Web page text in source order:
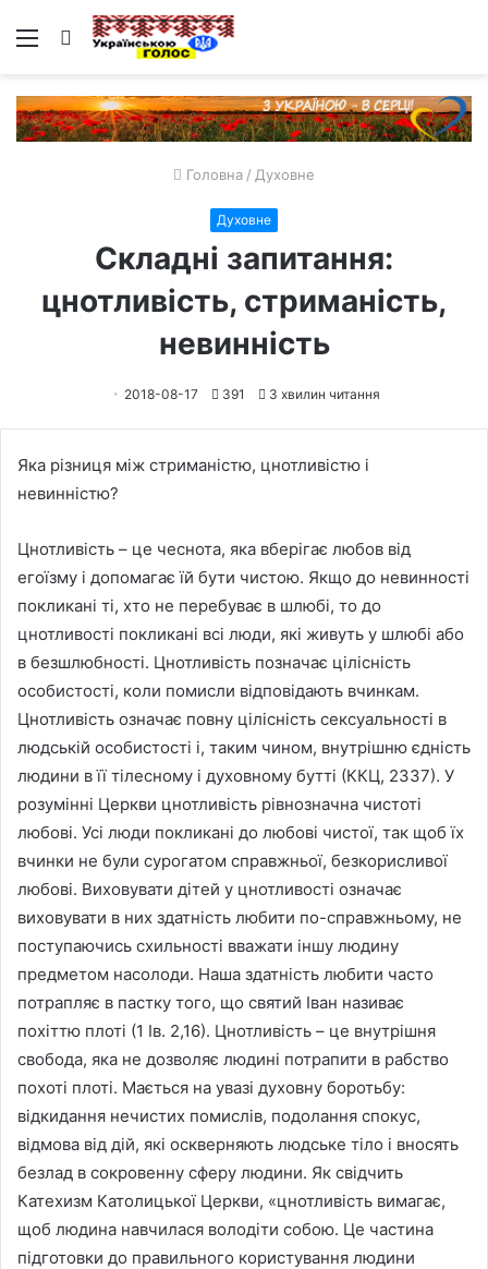
Меню Пошук
Головна / Духовне
Духовне
Складні запитання:
цнотливість, стриманість,
невинність
2018-08-17 391 3 хвилин читання
Яка різниця між стриманістю, цнотливістю і
невинністю?
Цнотливість – це чеснота, яка вберігає любов від
егоїзму і допомагає їй бути чистою. Якщо до невинності
покликані ті, хто не перебуває в шлюбі, то до
цнотливості покликані всі люди, які живуть у шлюбі або
в безшлюбності. Цнотливість позначає цілісність
особистості, коли помисли відповідають вчинкам.
Цнотливість означає повну цілісність сексуальності в
людській особистості і, таким чином, внутрішню єдність
людини в її тілесному і духовному бутті (ККЦ, 2337). У
розумінні Церкви цнотливість рівнозначна чистоті
любові. Усі люди покликані до любові чистої, так щоб їх
вчинки не були сурогатом справжньої, безкорисливої
любові. Виховувати дітей у цнотливості означає
виховувати в них здатність любити по-справжньому, не
поступаючись схильності вважати іншу людину
предметом насолоди. Наша здатність любити часто
потрапляє в пастку того, що святий Іван називає
похіттю плоті (1 Ів. 2,16). Цнотливість – це внутрішня
свобода, яка не дозволяє людині потрапити в рабство
похоті плоті. Мається на увазі духовну боротьбу:
відкидання нечистих помислів, подолання спокус,
відмова від дій, які оскверняють людське тіло і вносять
безлад в сокровенну сферу людини. Як свідчить
Катехизм Католицької Церкви, «цнотливість вимагає,
щоб людина навчилася володіти собою. Це частина
підготовки до правильного користування людини